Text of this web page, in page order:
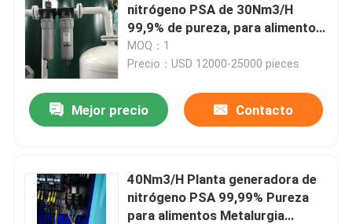
nitrógeno PSA de 30Nm3/H
99,9% de pureza, para alimentos,
metalurgia, química
MOQ：1
Precio：USD 12000-25000 pieces
Mejor precio Contacto
40Nm3/H Planta generadora de
nitrógeno PSA 99,99% Pureza
para alimentos Metalurgia